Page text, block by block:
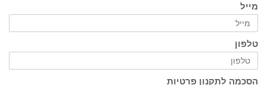
מייל
טלפון
הסכמה לתקנון פרטיות